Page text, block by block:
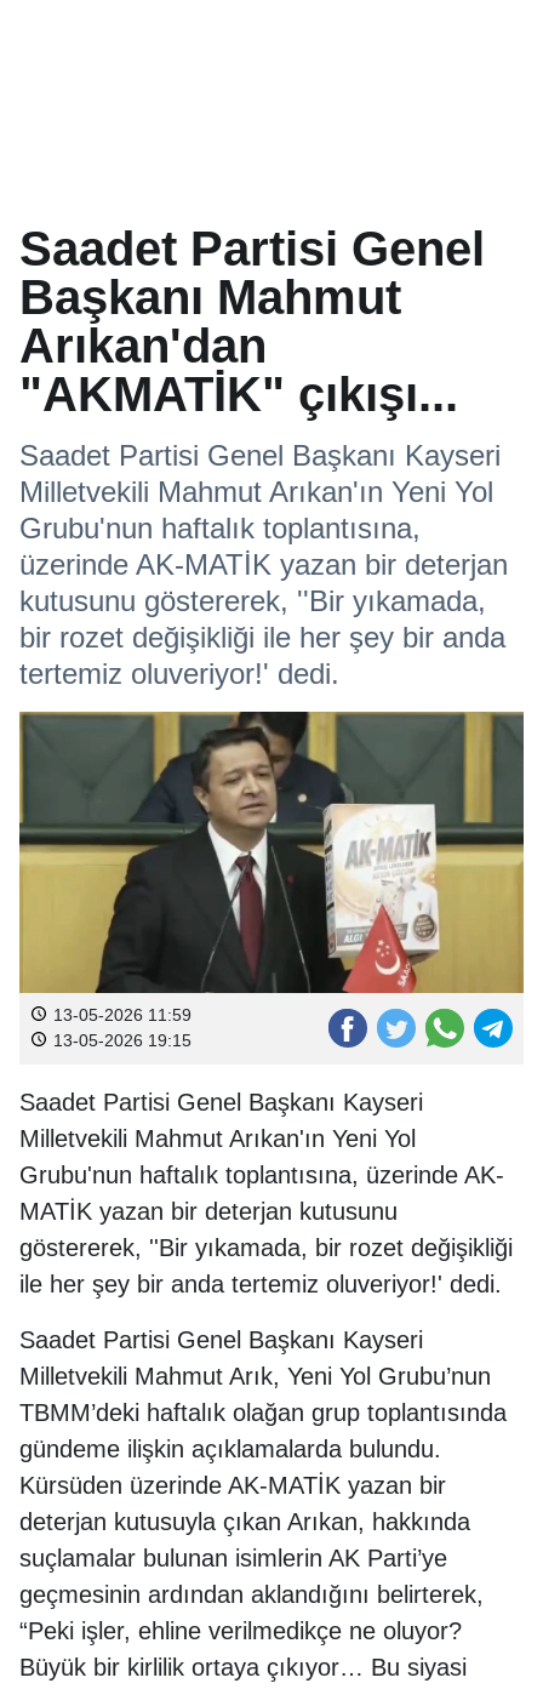
Saadet Partisi Genel
Başkanı Mahmut
Arıkan'dan
"AKMATİK" çıkışı...
Saadet Partisi Genel Başkanı Kayseri
Milletvekili Mahmut Arıkan'ın Yeni Yol
Grubu'nun haftalık toplantısına,
üzerinde AK-MATİK yazan bir deterjan
kutusunu göstererek, ''Bir yıkamada,
bir rozet değişikliği ile her şey bir anda
tertemiz oluveriyor!' dedi.
13-05-2026 11:59
13-05-2026 19:15
Saadet Partisi Genel Başkanı Kayseri
Milletvekili Mahmut Arıkan'ın Yeni Yol
Grubu'nun haftalık toplantısına, üzerinde AK-
MATİK yazan bir deterjan kutusunu
göstererek, ''Bir yıkamada, bir rozet değişikliği
ile her şey bir anda tertemiz oluveriyor!' dedi.
Saadet Partisi Genel Başkanı Kayseri
Milletvekili Mahmut Arık, Yeni Yol Grubu’nun
TBMM’deki haftalık olağan grup toplantısında
gündeme ilişkin açıklamalarda bulundu.
Kürsüden üzerinde AK-MATİK yazan bir
deterjan kutusuyla çıkan Arıkan, hakkında
suçlamalar bulunan isimlerin AK Parti’ye
geçmesinin ardından aklandığını belirterek,
“Peki işler, ehline verilmedikçe ne oluyor?
Büyük bir kirlilik ortaya çıkıyor… Bu siyasi